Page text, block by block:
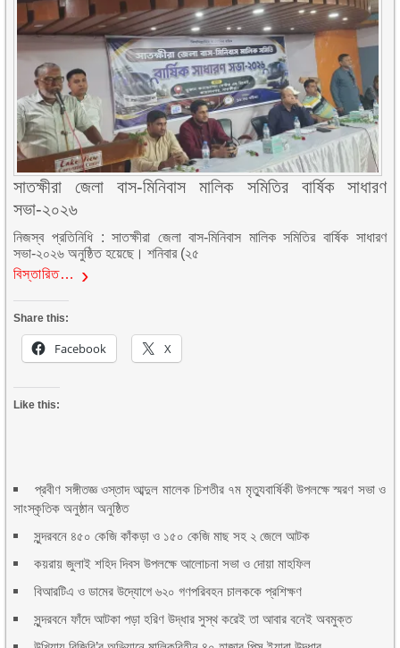
সাতক্ষীরা জেলা বাস-মিনিবাস মালিক সমিতির বার্ষিক সাধারণ
সভা-২০২৬
নিজস্ব প্রতিনিধি : সাতক্ষীরা জেলা বাস-মিনিবাস মালিক সমিতির বার্ষিক সাধারণ
সভা-২০২৬ অনুষ্ঠিত হয়েছে। শনিবার (২৫
বিস্তারিত…
Share this:
Facebook X
Like this:
প্রবীণ সঙ্গীতজ্ঞ ওস্তাদ আব্দুল মালেক চিশতীর ৭ম মৃত্যুবার্ষিকী উপলক্ষে স্মরণ সভা ও
সাংস্কৃতিক অনুষ্ঠান অনুষ্ঠিত
সুন্দরবনে ৪৫০ কেজি কাঁকড়া ও ১৫০ কেজি মাছ সহ ২ জেলে আটক
কয়রায় জুলাই শহিদ দিবস উপলক্ষে আলোচনা সভা ও দোয়া মাহফিল
বিআরটিএ ও ডামের উদ্যোগে ৬২০ গণপরিবহন চালককে প্রশিক্ষণ
সুন্দরবনে ফাঁদে আটকা পড়া হরিণ উদ্ধার সুস্থ করেই তা আবার বনেই অবমুক্ত